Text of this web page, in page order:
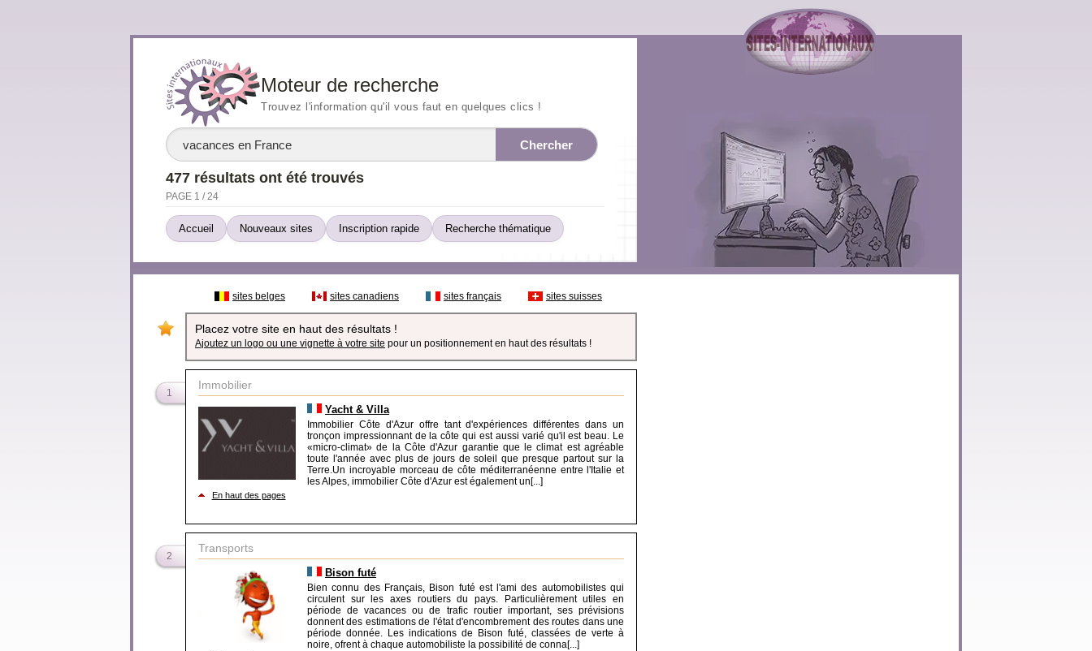
Moteur de recherche
Trouvez l'information qu'il vous faut en quelques clics !
Chercher
477 résultats ont été trouvés
PAGE 1 / 24
Accueil Nouveaux sites Inscription rapide Recherche thématique
sites belges sites canadiens sites français sites suisses
Placez votre site en haut des résultats !
Ajoutez un logo ou une vignette à votre site pour un positionnement en haut des résultats !
1
Immobilier
En haut des pages
Yacht & Villa
Immobilier Côte d'Azur offre tant d'expériences différentes dans un
tronçon impressionnant de la côte qui est aussi varié qu'il est beau. Le
«micro-climat» de la Côte d'Azur garantie que le climat est agréable
toute l'année avec plus de jours de soleil que presque partout sur la
Terre.Un incroyable morceau de côte méditerranéenne entre l'Italie et
les Alpes, immobilier Côte d'Azur est également un[...]
2
Transports
Bison futé
Bien connu des Français, Bison futé est l'ami des automobilistes qui
circulent sur les axes routiers du pays. Particulièrement utiles en
période de vacances ou de trafic routier important, ses prévisions
donnent des estimations de l'état d'encombrement des routes dans une
période donnée. Les indications de Bison futé, classées de verte à
noire, ofrent à chaque automobiliste la possibilité de conna[...]